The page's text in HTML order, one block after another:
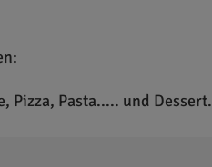
Pizza, Pasta..... und Dessert.